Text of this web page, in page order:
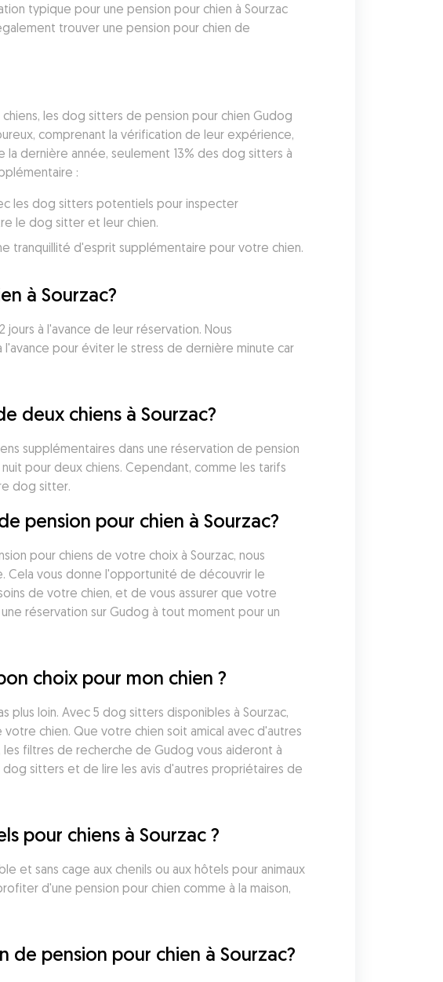
typique pour une pension pour chien à Sourzac
trouver une pension pour chien de
les dog sitters de pension pour chien Gudog
comprenant la vérification de leur expérience,
dernière année, seulement 13% des dog sitters à
:
les dog sitters potentiels pour inspecter
le dog sitter et leur chien.
à Sourzac?
à l'avance de leur réservation. Nous
pour éviter le stress de dernière minute car
deux chiens à Sourzac?
supplémentaires dans une réservation de pension
pour deux chiens. Cependant, comme les tarifs
dog sitter.
pension pour chien à Sourzac?
pour chiens de votre choix à Sourzac, nous
Cela vous donne l'opportunité de découvrir le
de votre chien, et de vous assurer que votre
réservation sur Gudog à tout moment pour un
choix pour mon chien ?
plus loin. Avec 5 dog sitters disponibles à Sourzac,
chien. Que votre chien soit amical avec d'autres
filtres de recherche de Gudog vous aideront à
sitters et de lire les avis d'autres propriétaires de
pour chiens à Sourzac ?
et sans cage aux chenils ou aux hôtels pour animaux
d'une pension pour chien comme à la maison,
de pension pour chien à Sourzac?